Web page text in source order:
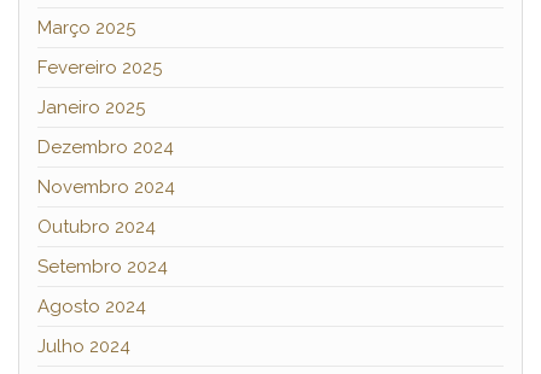
Março 2025
Fevereiro 2025
Janeiro 2025
Dezembro 2024
Novembro 2024
Outubro 2024
Setembro 2024
Agosto 2024
Julho 2024